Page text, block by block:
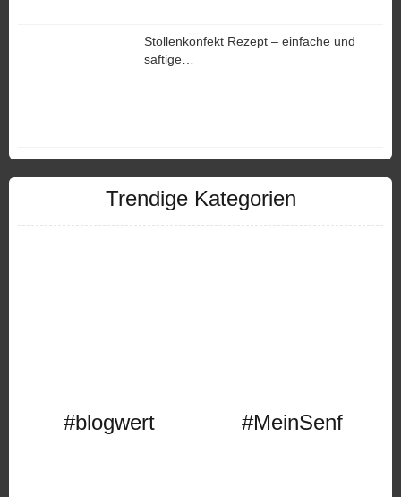
Stollenkonfekt Rezept – einfache und
saftige…
Trendige Kategorien
#blogwert #MeinSenf